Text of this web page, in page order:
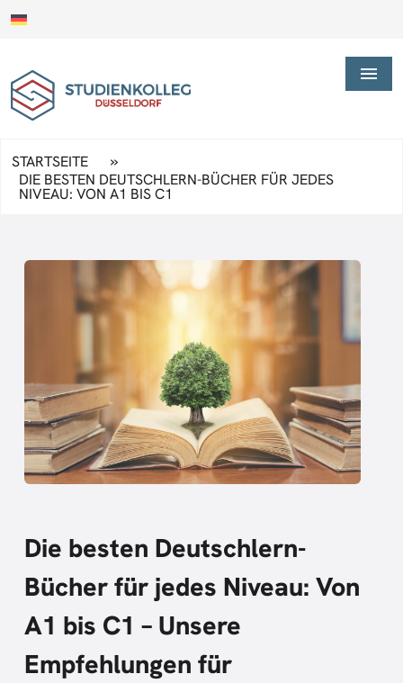
STARTSEITE »
DIE BESTEN DEUTSCHLERN-BÜCHER FÜR JEDES
NIVEAU: VON A1 BIS C1
Die besten Deutschlern-
Bücher für jedes Niveau: Von
A1 bis C1 – Unsere
Empfehlungen für